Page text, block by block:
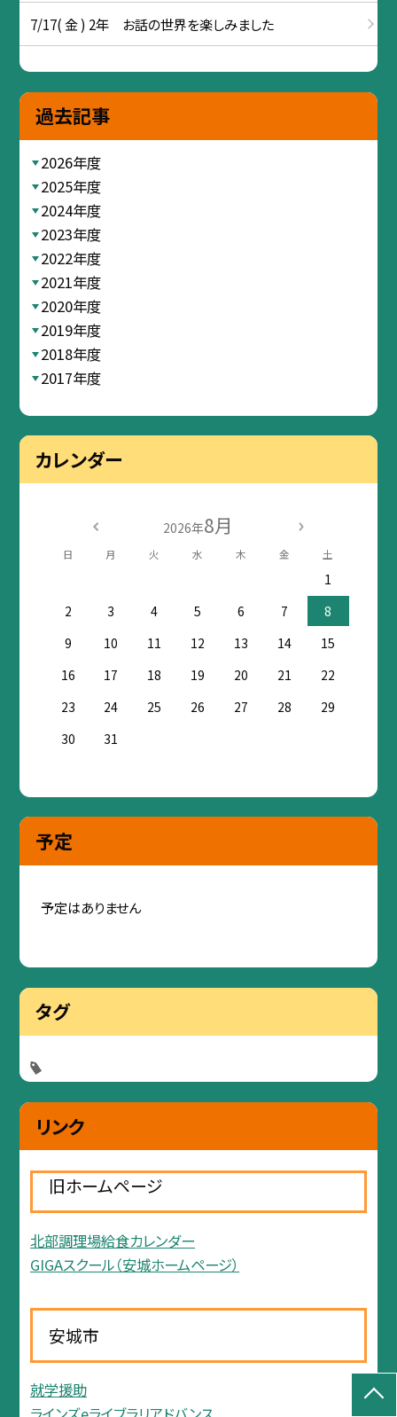
7/17( 金 ) 2年 お話の世界を楽しみました
過去記事
2026年度
2025年度
2024年度
2023年度
2022年度
2021年度
2020年度
2019年度
2018年度
2017年度
カレンダー
2026年8月
日 月 火 水 木 金 土
1
2
3 4 5 6 7
8
9
10 11 12 13 14
15
16
17 18 19 20 21
22
23
24 25 26 27 28
29
30
31
予定
予定はありません
タグ
リンク
旧ホームページ
北部調理場給食カレンダー
GIGAスクール（安城ホームページ）
安城市
就学援助